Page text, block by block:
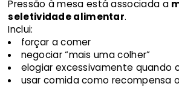
Pressão à mesa está associada a
seletividade alimentar.
Inclui:
forçar a comer
negociar “mais uma colher”
elogiar excessivamente quando
usar comida como recompensa